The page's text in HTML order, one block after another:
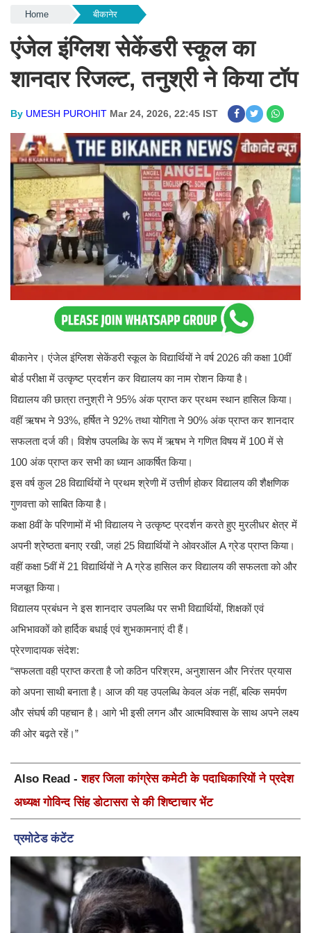
Home बीकानेर
एंजेल इंग्लिश सेकेंडरी स्कूल का
शानदार रिजल्ट, तनुश्री ने किया टॉप
By UMESH PUROHIT Mar 24, 2026, 22:45 IST
बीकानेर। एंजेल इंग्लिश सेकेंडरी स्कूल के विद्यार्थियों ने वर्ष 2026 की कक्षा 10वीं
बोर्ड परीक्षा में उत्कृष्ट प्रदर्शन कर विद्यालय का नाम रोशन किया है।
विद्यालय की छात्रा तनुश्री ने 95% अंक प्राप्त कर प्रथम स्थान हासिल किया।
वहीं ऋषभ ने 93%, हर्षित ने 92% तथा योगिता ने 90% अंक प्राप्त कर शानदार
सफलता दर्ज की। विशेष उपलब्धि के रूप में ऋषभ ने गणित विषय में 100 में से
100 अंक प्राप्त कर सभी का ध्यान आकर्षित किया।
इस वर्ष कुल 28 विद्यार्थियों ने प्रथम श्रेणी में उत्तीर्ण होकर विद्यालय की शैक्षणिक
गुणवत्ता को साबित किया है।
कक्षा 8वीं के परिणामों में भी विद्यालय ने उत्कृष्ट प्रदर्शन करते हुए मुरलीधर क्षेत्र में
अपनी श्रेष्ठता बनाए रखी, जहां 25 विद्यार्थियों ने ओवरऑल A ग्रेड प्राप्त किया।
वहीं कक्षा 5वीं में 21 विद्यार्थियों ने A ग्रेड हासिल कर विद्यालय की सफलता को और
मजबूत किया।
विद्यालय प्रबंधन ने इस शानदार उपलब्धि पर सभी विद्यार्थियों, शिक्षकों एवं
अभिभावकों को हार्दिक बधाई एवं शुभकामनाएं दी हैं।
प्रेरणादायक संदेश:
“सफलता वही प्राप्त करता है जो कठिन परिश्रम, अनुशासन और निरंतर प्रयास
को अपना साथी बनाता है। आज की यह उपलब्धि केवल अंक नहीं, बल्कि समर्पण
और संघर्ष की पहचान है। आगे भी इसी लगन और आत्मविश्वास के साथ अपने लक्ष्य
की ओर बढ़ते रहें।”
Also Read -शहर जिला कांग्रेस कमेटी के पदाधिकारियों ने प्रदेश
अध्यक्ष गोविन्द सिंह डोटासरा से की शिष्टाचार भेंट